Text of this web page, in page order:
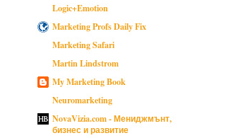
Logic+Emotion
Marketing Profs Daily Fix
Marketing Safari
Martin Lindstrom
My Marketing Book
Neuromarketing
NovaVizia.com - Мениджмънт,
бизнес и развитие